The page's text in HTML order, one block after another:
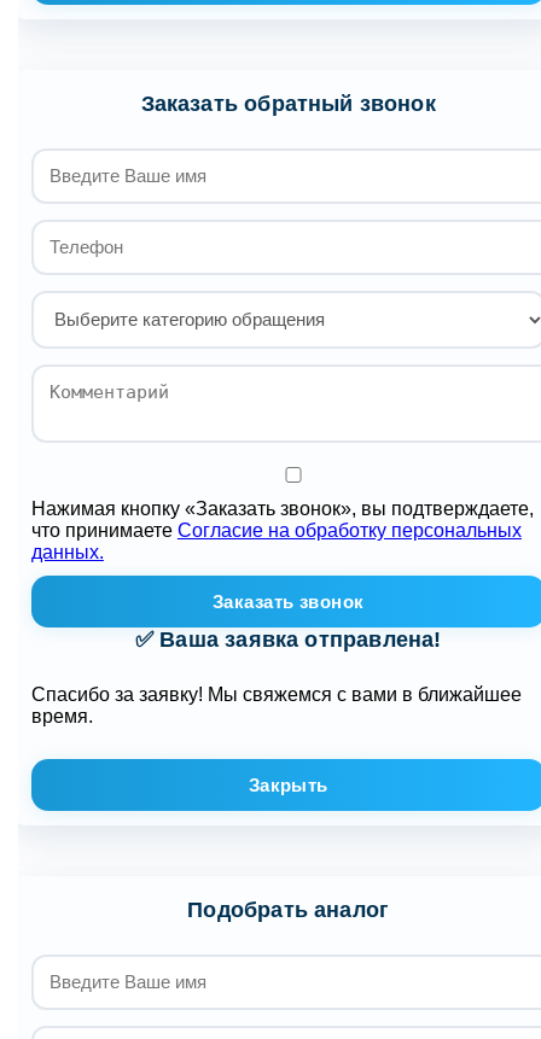
Заказать обратный звонок
Нажимая кнопку «Заказать звонок», вы подтверждаете,
что принимаетеСогласие на обработку персональных
данных.
Заказать звонок
✅ Ваша заявка отправлена!
Спасибо за заявку! Мы свяжемся с вами в ближайшее
время.
Закрыть
Подобрать аналог